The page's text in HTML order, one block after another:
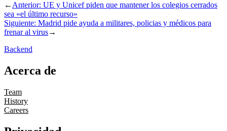
←Anterior: UE y Unicef piden que mantener los colegios cerrados
sea «el último recurso»
Siguiente: Madrid pide ayuda a militares, policias y médicos para
frenar al virus→
Backend
Acerca de
Team
History
Careers